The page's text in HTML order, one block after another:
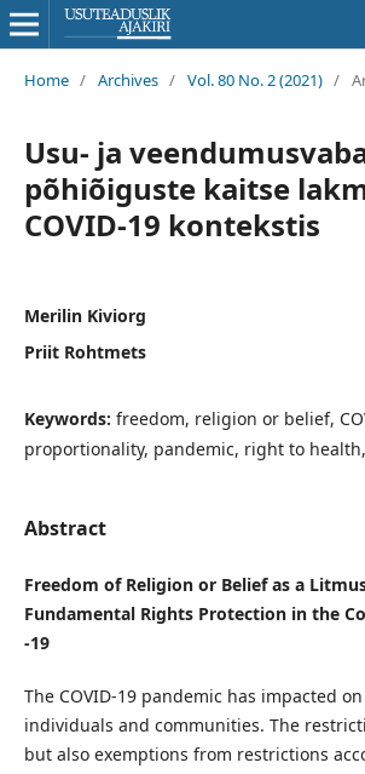
Home / Archives / Vol. 80 No. 2 (2021) /
Usu- ja
põhiõiguste kaitse
COVID-19 kontekstis
Merilin Kiviorg
Priit Rohtmets
Keywords: freedom, religion or belief,
proportionality, pandemic, right to
Abstract
Freedom of Religion or Belief as a
Fundamental Rights Protection in the
-19
The COVID-19 pandemic has impacted
individuals and communities. The
but also exemptions from restrictions